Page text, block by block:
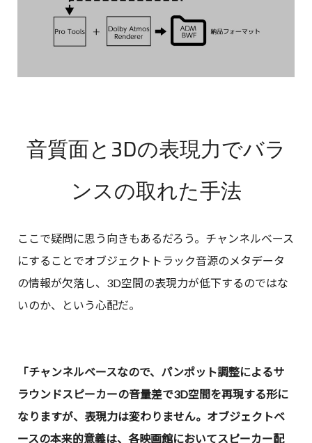
音質面と3Dの表現力でバラ
ンスの取れた手法
ここで疑問に思う向きもあるだろう。チャンネルベース
にすることでオブジェクトトラック音源のメタデータ
の情報が欠落し、3D空間の表現力が低下するのではな
いのか、という心配だ。
「チャンネルベースなので、パンポット調整によるサ
ラウンドスピーカーの音量差で3D空間を再現する形に
なりますが、表現力は変わりません。オブジェクトベ
ースの本来的意義は、各映画館においてスピーカー配